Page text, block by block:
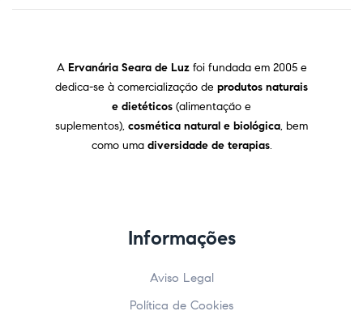
A Ervanária Seara de Luz foi fundada em 2005 e
dedica-se à comercialização de produtos naturais
e dietéticos (alimentação e
suplementos), cosmética natural e biológica, bem
como uma diversidade de terapias.
Informações
Aviso Legal
Política de Cookies